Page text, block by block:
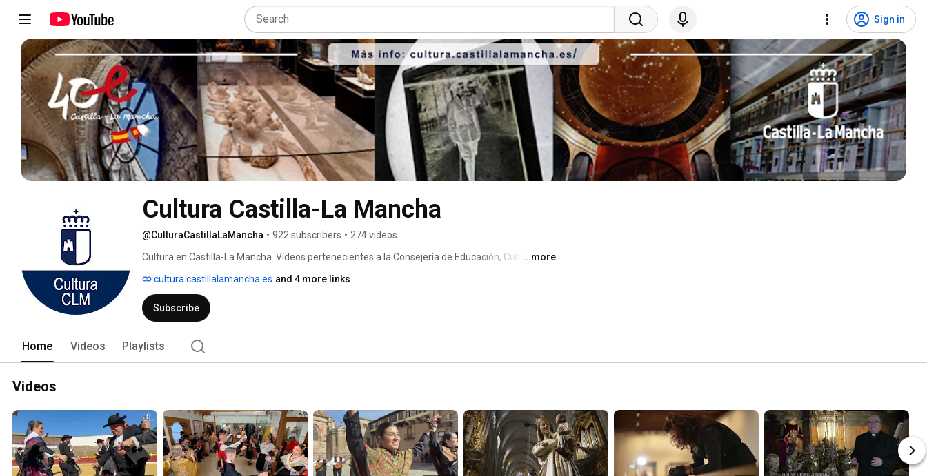
Sign in
Cultura Castilla-La Mancha
@CulturaCastillaLaMancha • 922 subscribers • 274 videos
Cultura en Castilla-La Mancha. Vídeos pertenecientes a la Consejería de Educación, Cultura y
...more
cultura.castillalamancha.es and 4 more links
Subscribe
Home Videos Playlists
Videos